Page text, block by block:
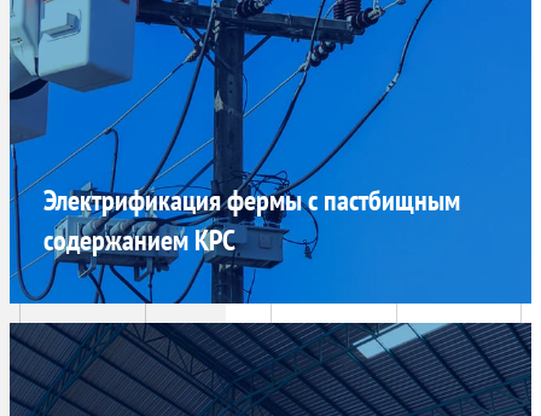
Электрификация фермы с пастбищным
содержанием КРС